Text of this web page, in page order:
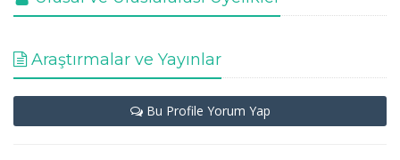
Araştırmalar ve Yayınlar
Bu Profile Yorum Yap